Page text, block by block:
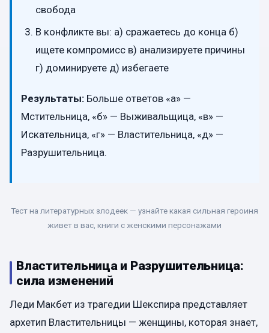
свобода
В конфликте вы: а) сражаетесь до конца б)
ищете компромисс в) анализируете причины
г) доминируете д) избегаете
Результаты: Больше ответов «а» —
Мстительница, «б» — Выживальщица, «в» —
Искательница, «г» — Властительница, «д» —
Разрушительница.
Тест на литературных злодеек — узнайте какая сильная героиня
живет в вас, книги с женскими персонажами
Властительница и Разрушительница:
сила изменений
Леди Макбет из трагедии Шекспира представляет
архетип Властительницы — женщины, которая знает,